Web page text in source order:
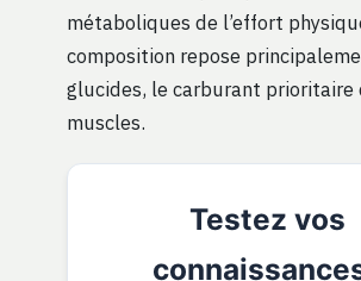
métaboliques de l’effort
composition repose
glucides, le carburant prioritaire
muscles.
Testez vos